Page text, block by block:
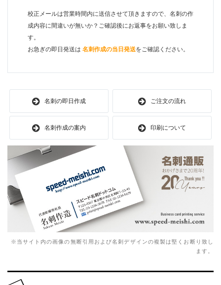
校正メールは営業時間内に送信させて頂きますので、名刺の作
成内容に間違いが無いか？ご確認後にお返事をお願い致しま
す。
お急ぎの即日発送は 名刺作成の当日発送をご確認ください。
名刺の即日作成 ご注文の流れ
名刺作成の案内 印刷について
※当サイト内の画像の無断引用および名刺デザインの複製は堅くお断り致し
ます。